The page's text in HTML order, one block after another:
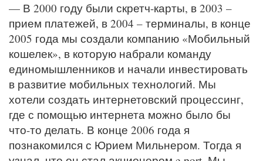
— В 2000 году были скретч-карты, в 2003 –
прием платежей, в 2004 – терминалы, в конце
2005 года мы создали компанию «Мобильный
кошелек», в которую набрали команду
единомышленников и начали инвестировать
в развитие мобильных технологий. Мы
хотели создать интернетовский процессинг,
где с помощью интернета можно было бы
что-то делать. В конце 2006 года я
познакомился с Юрием Мильнером. Тогда я